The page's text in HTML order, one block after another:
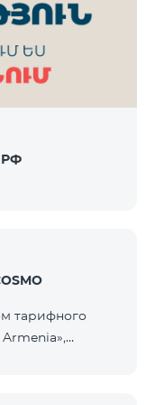
на звонки
РФ
тарифного
Armenia»,